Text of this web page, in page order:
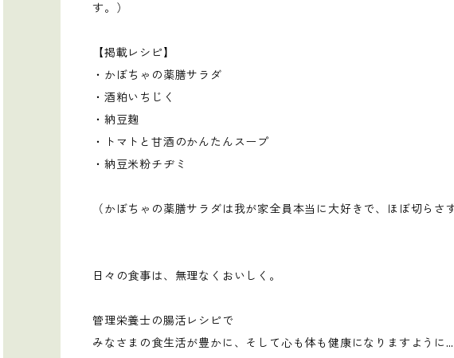
す。）
【掲載レシピ】
・かぼちゃの薬膳サラダ
・酒粕いちじく
・納豆麹
・トマトと甘酒のかんたんスープ
・納豆米粉チヂミ
（かぼちゃの薬膳サラダは我が家全員本当に大好きで、ほぼ切らさ
日々の食事は、無理なくおいしく。
管理栄養士の腸活レシピで
みなさまの食生活が豊かに、そして心も体も健康になりますように…